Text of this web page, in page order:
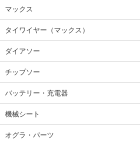
マックス
タイワイヤー（マックス）
ダイアソー
チップソー
バッテリー・充電器
機械シート
オグラ・パーツ